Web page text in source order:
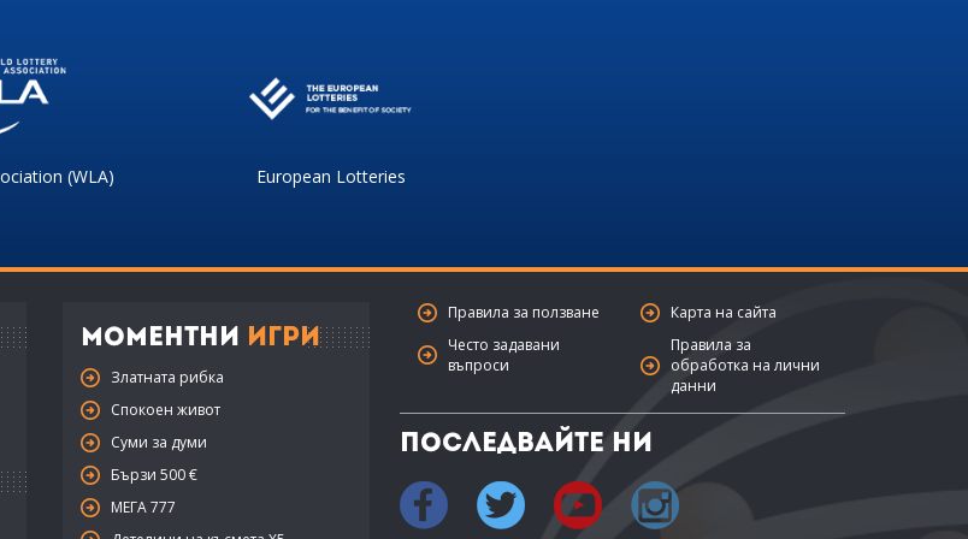
(WLA) European Lotteries
Моментни Игри
Златната рибка
Спокоен живот
Суми за думи
Бързи 500 €
МЕГА 777
Правила за ползване
Често задавани
въпроси
Карта на сайта
Правила за
обработка на лични
данни
Последвайте ни